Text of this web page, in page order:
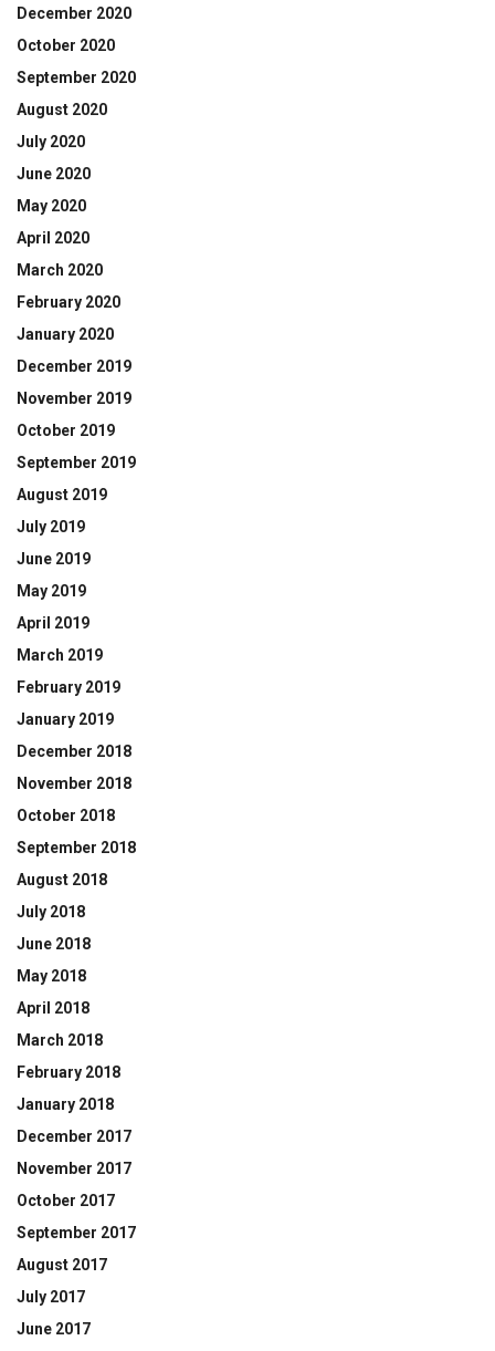
December 2020
October 2020
September 2020
August 2020
July 2020
June 2020
May 2020
April 2020
March 2020
February 2020
January 2020
December 2019
November 2019
October 2019
September 2019
August 2019
July 2019
June 2019
May 2019
April 2019
March 2019
February 2019
January 2019
December 2018
November 2018
October 2018
September 2018
August 2018
July 2018
June 2018
May 2018
April 2018
March 2018
February 2018
January 2018
December 2017
November 2017
October 2017
September 2017
August 2017
July 2017
June 2017